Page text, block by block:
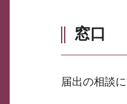
窓口
届出の相談